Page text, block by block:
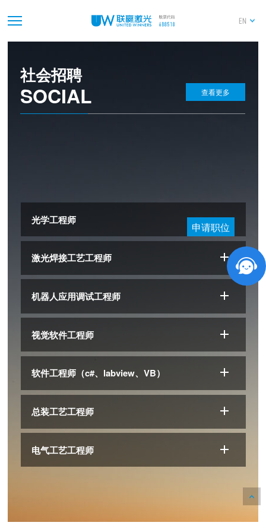
EN
因其材以取之审其能以任之用其所长掩其所短
社会招聘
SOCIAL 查看更多
光学工程师
申请职位
激光焊接工艺工程师
机器人应用调试工程师
视觉软件工程师
软件工程师（c#、labview、VB）
总装工艺工程师
电气工艺工程师